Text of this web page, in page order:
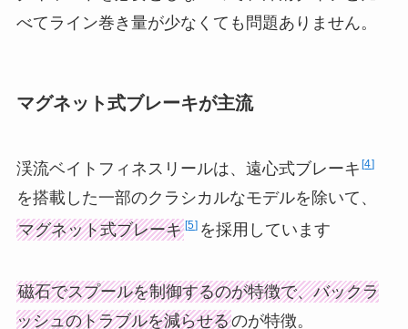
べてライン巻き量が少なくても問題ありません。
マグネット式ブレーキが主流
渓流ベイトフィネスリールは、遠心式ブレーキ 4
を搭載した一部のクラシカルなモデルを除いて、
マグネット式ブレーキ 5 を採用しています
磁石でスプールを制御するのが特徴で、バックラ
ッシュのトラブルを減らせるのが特徴。